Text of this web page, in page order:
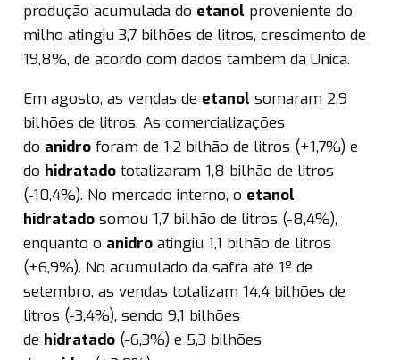
produção acumulada do etanol proveniente do
milho atingiu 3,7 bilhões de litros, crescimento de
19,8%, de acordo com dados também da Unica.
Em agosto, as vendas de etanol somaram 2,9
bilhões de litros. As comercializações
do anidro foram de 1,2 bilhão de litros (+1,7%) e
do hidratado totalizaram 1,8 bilhão de litros
(-10,4%). No mercado interno, o etanol
hidratado somou 1,7 bilhão de litros (-8,4%),
enquanto o anidro atingiu 1,1 bilhão de litros
(+6,9%). No acumulado da safra até 1º de
setembro, as vendas totalizam 14,4 bilhões de
litros (-3,4%), sendo 9,1 bilhões
de hidratado (-6,3%) e 5,3 bilhões